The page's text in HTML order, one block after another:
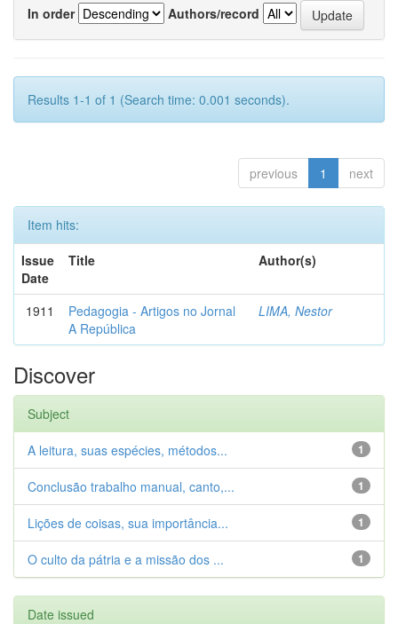
In order
Authors/record
Results 1-1 of 1 (Search time: 0.001 seconds).
previous 1 next
Item hits:
Issue
Date
Title Author(s)
1911
Pedagogia - Artigos no Jornal
A República
LIMA, Nestor
Discover
Subject
1
A leitura, suas espécies, métodos...
1
Conclusão trabalho manual, canto,...
1
Lições de coisas, sua importância...
1
O culto da pátria e a missão dos ...
Date issued